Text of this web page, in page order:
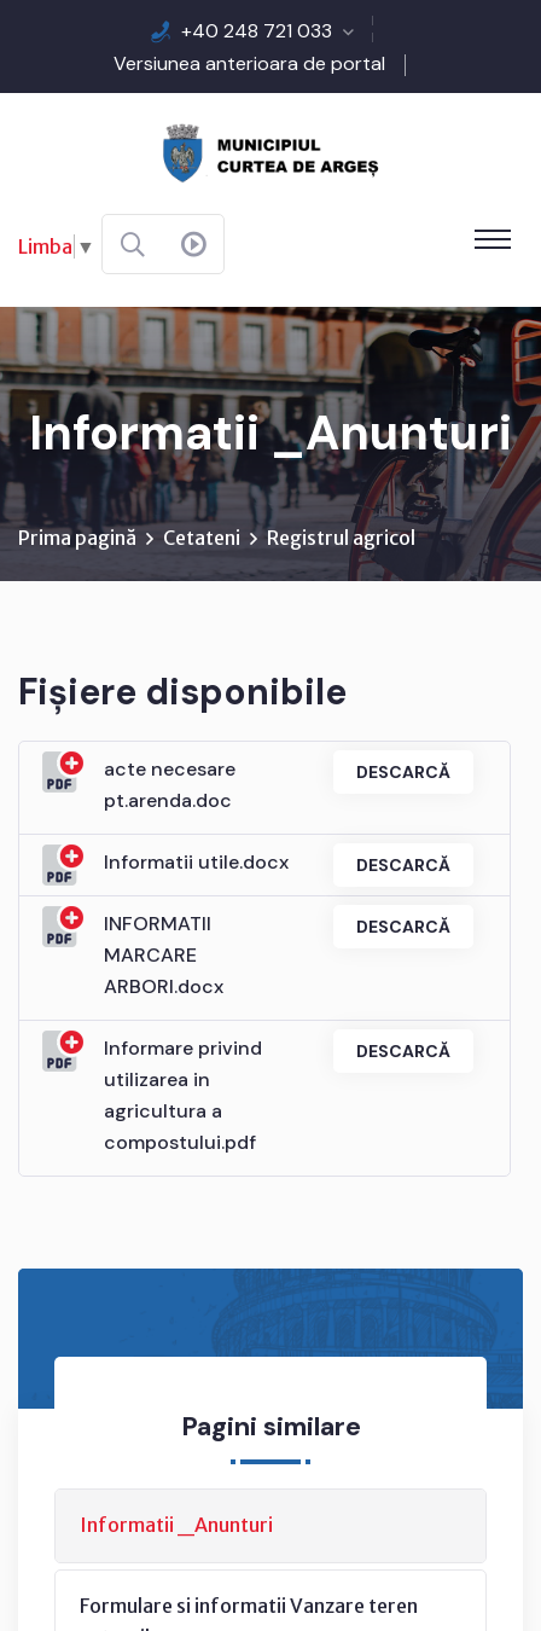
+40 248 721 033
Versiunea anterioara de portal
Limba ▼
Informatii _Anunturi
Prima pagină Cetateni Registrul agricol
Fișiere disponibile
acte necesare
pt.arenda.doc
DESCARCĂ
Informatii utile.docx DESCARCĂ
INFORMATII
MARCARE
ARBORI.docx
DESCARCĂ
Informare privind
utilizarea in
agricultura a
compostului.pdf
DESCARCĂ
Pagini similare
Informatii _Anunturi
Formulare si informatii Vanzare teren